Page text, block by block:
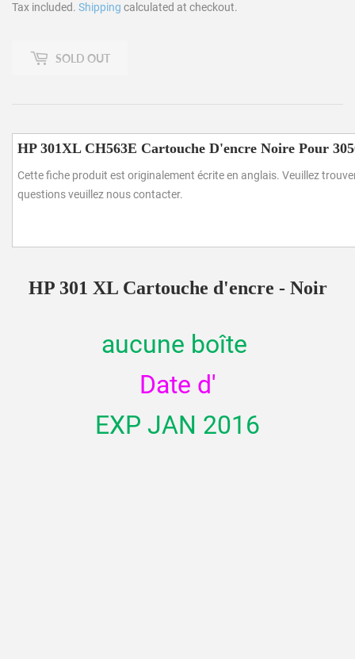
Tax included. Shipping calculated at checkout.
SOLD OUT
HP 301XL CH563E Cartouche D'encre Noire Pour
Cette fiche produit est originalement écrite en anglais. Veuillez
questions veuillez nous contacter.
HP 301 XL Cartouche d'encre - Noir
aucune boîte
Date d'
EXP JAN 2016